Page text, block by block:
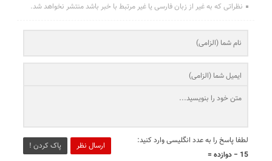
نظراتی که به غیر از زبان فارسی یا غیر مرتبط با خبر باشد منتشر نخواهد شد.
ارسال نظر پاک کردن !
لطفا پاسخ را به عدد انگلیسی وارد کنید:
15 − دوازده =